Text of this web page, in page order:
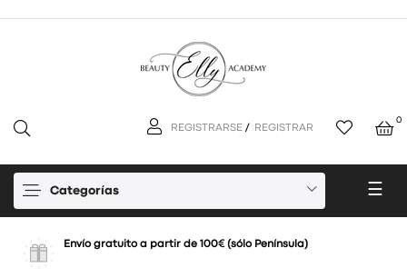
REGISTRARSE / REGISTRAR
0
Categorías ☰
Envío gratuito a partir de 100€ (sólo Península)